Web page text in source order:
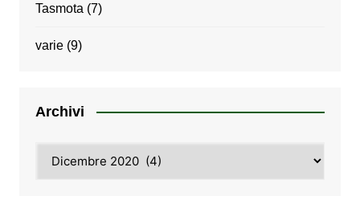
Tasmota (7)
varie(9)
Archivi